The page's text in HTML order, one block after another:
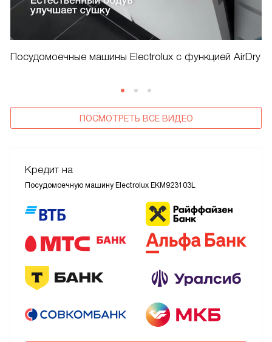
Посудомоечные машины Electrolux с функцией AirDry
ПОСМОТРЕТЬ ВСЕ ВИДЕО
Кредит на
Посудомоечную машину Electrolux EKM923103L